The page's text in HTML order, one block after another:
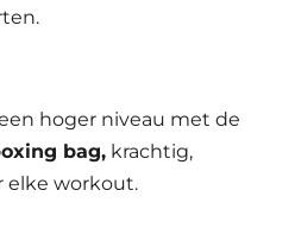
hoger niveau met de
bag, krachtig,
elke workout.